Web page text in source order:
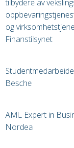
tilbydere av
og
Finanstilsynet
Besche
AML Expert in
Nordea